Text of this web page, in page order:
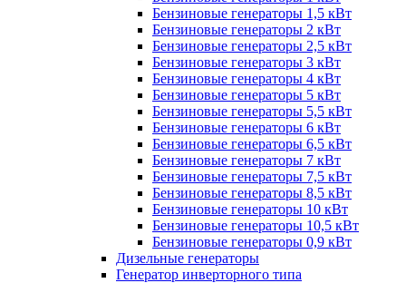
Бензиновые генераторы 1,5 кВт
Бензиновые генераторы 2 кВт
Бензиновые генераторы 2,5 кВт
Бензиновые генераторы 3 кВт
Бензиновые генераторы 4 кВт
Бензиновые генераторы 5 кВт
Бензиновые генераторы 5,5 кВт
Бензиновые генераторы 6 кВт
Бензиновые генераторы 6,5 кВт
Бензиновые генераторы 7 кВт
Бензиновые генераторы 7,5 кВт
Бензиновые генераторы 8,5 кВт
Бензиновые генераторы 10 кВт
Бензиновые генераторы 10,5 кВт
Бензиновые генераторы 0,9 кВт
Дизельные генераторы
Генератор инверторного типа